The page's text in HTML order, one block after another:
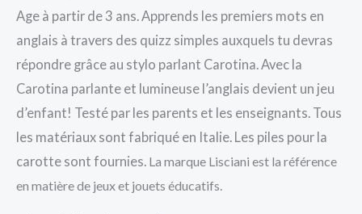
Age à partir de 3 ans. Apprends les premiers mots en
anglais à travers des quizz simples auxquels tu devras
répondre grâce au stylo parlant Carotina. Avec la
Carotina parlante et lumineuse l’anglais devient un jeu
d’enfant! Testé par les parents et les enseignants. Tous
les matériaux sont fabriqué en Italie. Les piles pour la
carotte sont fournies. La marque Lisciani est la référence
en matière de jeux et jouets éducatifs.